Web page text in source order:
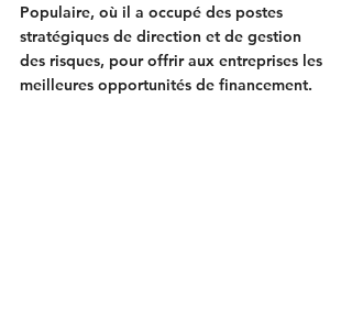
Populaire, où il a occupé des postes
stratégiques de direction et de gestion
des risques, pour offrir aux entreprises les
meilleures opportunités de financement.